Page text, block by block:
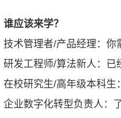
谁应该来学？
技术管理者/产品经理：你
研发工程师/算法新人：已
在校研究生/高年级本科生
企业数字化转型负责人：